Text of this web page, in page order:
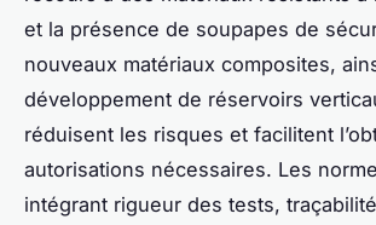
et la présence de soupapes de
nouveaux matériaux composites,
développement de réservoirs
réduisent les risques et facilitent
autorisations nécessaires. Les
intégrant rigueur des tests,